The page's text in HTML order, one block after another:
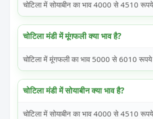
चोटिला में सोयाबीन का भाव 4000 से 4510
चोटिला मंडी में मूंगफली क्या भाव है?
चोटिला में मूंगफली का भाव 5000 से 6010
चोटिला मंडी में सोयाबीन क्या भाव है?
चोटिला में सोयाबीन का भाव 4000 से 4510